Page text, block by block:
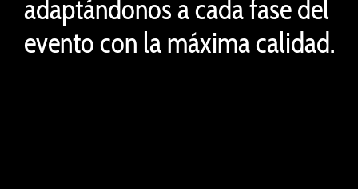
adaptándonos a cada fase del
evento con la máxima calidad.